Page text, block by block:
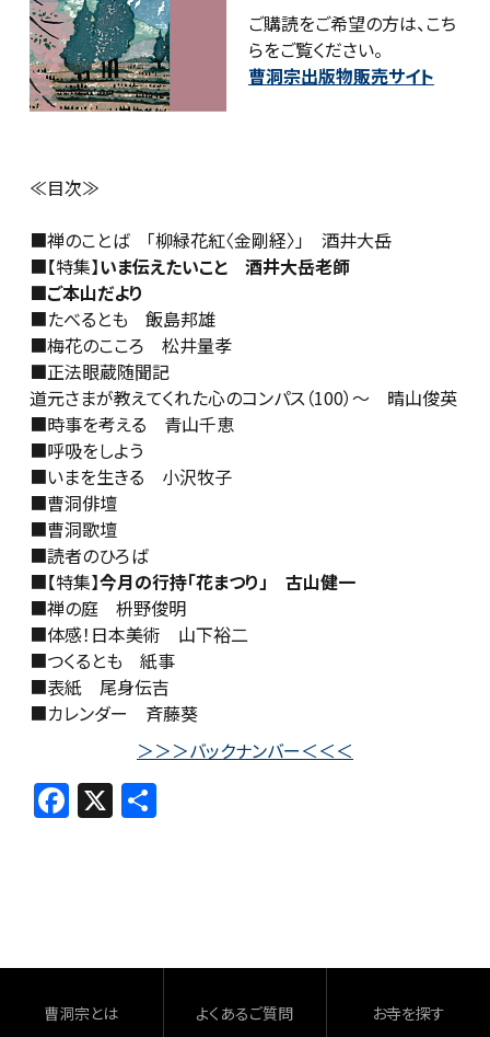
ご購読をご希望の方は、こち
らをご覧ください。
曹洞宗出版物販売サイト
≪目次≫
■禅のことば 「柳緑花紅〈金剛経〉」 酒井大岳
■【特集】いま伝えたいこと 酒井大岳老師
■ご本山だより
■たべるとも 飯島邦雄
■梅花のこころ 松井量孝
■正法眼蔵随聞記
道元さまが教えてくれた心のコンパス（100）～ 晴山俊英
■時事を考える 青山千恵
■呼吸をしよう
■いまを生きる 小沢牧子
■曹洞俳壇
■曹洞歌壇
■読者のひろば
■【特集】今月の行持「花まつり」 古山健一
■禅の庭 枡野俊明
■体感！日本美術 山下裕二
■つくるとも 紙事
■表紙 尾身伝吉
■カレンダー 斉藤葵
＞＞＞バックナンバー＜＜＜
F
a
o
o
X 共
曹洞宗とは よくあるご質問 お寺を探す